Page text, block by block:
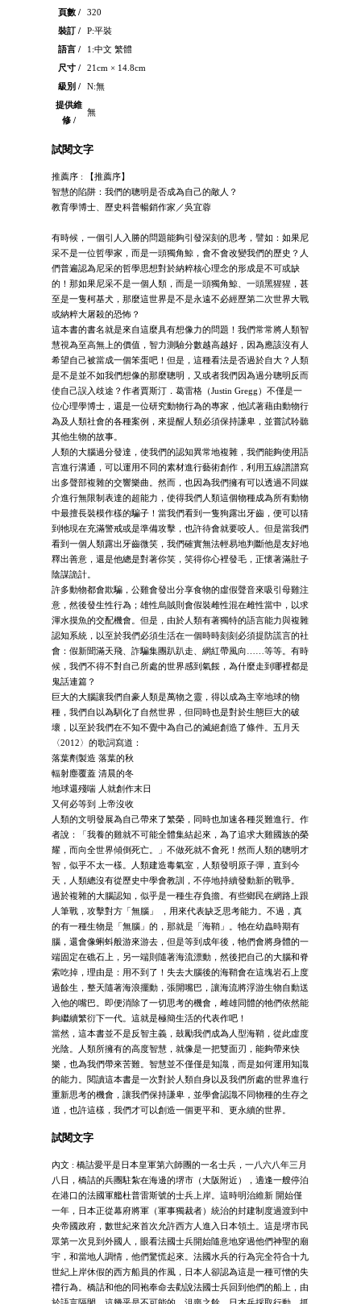
頁數 /
320
裝訂 /
P:平裝
語言 /
1:中文 繁體
尺寸 /
21cm × 14.8cm
級別 /
N:無
提供維
修 /
無
試閱文字
推薦序 : 【推薦序】
智慧的陷阱：我們的聰明是否成為自己的敵人？
教育學博士、歷史科普暢銷作家／吳宜蓉
有時候，一個引人入勝的問題能夠引發深刻的思考，譬如：如果尼
采不是一位哲學家，而是一頭獨角鯨，會不會改變我們的歷史？人
們普遍認為尼采的哲學思想對於納粹核心理念的形成是不可或缺
的！那如果尼采不是一個人類，而是一頭獨角鯨、一頭黑猩猩，甚
至是一隻柯基犬，那麼這世界是不是永遠不必經歷第二次世界大戰
或納粹大屠殺的恐怖？
這本書的書名就是來自這麼具有想像力的問題！我們常常將人類智
慧視為至高無上的價值，智力測驗分數越高越好，因為應該沒有人
希望自己被當成一個笨蛋吧！但是，這種看法是否過於自大？人類
是不是並不如我們想像的那麼聰明，又或者我們因為過分聰明反而
使自己誤入歧途？作者賈斯汀．葛雷格（Justin Gregg）不僅是一
位心理學博士，還是一位研究動物行為的專家，他試著藉由動物行
為及人類社會的各種案例，來提醒人類必須保持謙卑，並嘗試聆聽
其他生物的故事。
人類的大腦過分發達，使我們的認知異常地複雜，我們能夠使用語
言進行溝通，可以運用不同的素材進行藝術創作，利用五線譜譜寫
出多聲部複雜的交響樂曲。然而，也因為我們擁有可以透過不同媒
介進行無限制表達的超能力，使得我們人類這個物種成為所有動物
中最擅長裝模作樣的騙子！當我們看到一隻狗露出牙齒，便可以猜
到牠現在充滿警戒或是準備攻擊，也許待會就要咬人。但是當我們
看到一個人類露出牙齒微笑，我們確實無法輕易地判斷他是友好地
釋出善意，還是他總是對著你笑，笑得你心裡發毛，正懷著滿肚子
陰謀詭計。
許多動物都會欺騙，公雞會發出分享食物的虛假聲音來吸引母雞注
意，然後發生性行為；雄性烏賊則會假裝雌性混在雌性當中，以求
渾水摸魚的交配機會。但是，由於人類有著獨特的語言能力與複雜
認知系統，以至於我們必須生活在一個時時刻刻必須提防謊言的社
會：假新聞滿天飛、詐騙集團趴趴走、網紅帶風向……等等。有時
候，我們不得不對自己所處的世界感到氣餒，為什麼走到哪裡都是
鬼話連篇？
巨大的大腦讓我們自豪人類是萬物之靈，得以成為主宰地球的物
種，我們自以為馴化了自然世界，但同時也是對於生態巨大的破
壞，以至於我們在不知不覺中為自己的滅絕創造了條件。五月天
〈2012〉的歌詞寫道：
落葉劑製造 落葉的秋
輻射塵覆蓋 清晨的冬
地球還殘喘 人就創作末日
又何必等到 上帝沒收
人類的文明發展為自己帶來了繁榮，同時也加速各種災難進行。作
者說：「我養的雞就不可能全體集結起來，為了追求大雞國族的榮
耀，而向全世界傾倒死亡。」不做死就不會死！然而人類的聰明才
智，似乎不太一樣。人類建造毒氣室，人類發明原子彈，直到今
天，人類總沒有從歷史中學會教訓，不停地持續發動新的戰爭。
過於複雜的大腦認知，似乎是一種生存負擔。有些鄉民在網路上跟
人筆戰，攻擊對方「無腦」 ，用來代表缺乏思考能力。不過，真
的有一種生物是「無腦」的，那就是「海鞘」。牠在幼蟲時期有
腦，還會像蝌蚪般游來游去，但是等到成年後，牠們會將身體的一
端固定在礁石上，另一端則隨著海流漂動，然後把自己的大腦和脊
索吃掉，理由是：用不到了！失去大腦後的海鞘會在這塊岩石上度
過餘生，整天隨著海浪擺動，張開嘴巴，讓海流將浮游生物自動送
入他的嘴巴。即便消除了一切思考的機會，雌雄同體的牠們依然能
夠繼續繁衍下一代。這就是極簡生活的代表作吧！
當然，這本書並不是反智主義，鼓勵我們成為人型海鞘，從此虛度
光陰。人類所擁有的高度智慧，就像是一把雙面刃，能夠帶來快
樂，也為我們帶來苦難。智慧並不僅僅是知識，而是如何運用知識
的能力。閱讀這本書是一次對於人類自身以及我們所處的世界進行
重新思考的機會，讓我們保持謙卑，並學會認識不同物種的生存之
道，也許這樣，我們才可以創造一個更平和、更永續的世界。
試閱文字
內文 : 橋詰愛平是日本皇軍第六師團的一名士兵，一八六八年三月
八日，橋詰的兵團駐紮在海邊的堺市（大阪附近），適逢一艘停泊
在港口的法國軍艦杜普雷斯號的士兵上岸。這時明治維新 開始僅
一年，日本正從幕府將軍（軍事獨裁者）統治的封建制度過渡到中
央帝國政府，數世紀來首次允許西方人進入日本領土。這是堺市民
眾第一次見到外國人，眼看法國士兵開始隨意地穿過他們神聖的廟
宇，和當地人調情，他們驚慌起來。法國水兵的行為完全符合十九
世紀上岸休假的西方船員的作風，日本人卻認為這是一種可憎的失
禮行為。橋詰和他的同袍奉命去勸說法國士兵回到他們的船上，由
於語言隔閡，這幾乎是不可能的。沮喪之餘，日本兵採取行動，抓